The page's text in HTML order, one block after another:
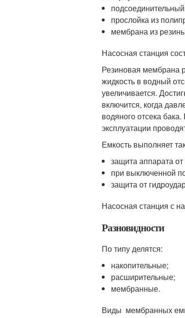
прослойка из
мембрана из
Насосная станция
Резиновая мембрана
жидкость в водный
увеличивается.
включится, когда
водяного отсека
эксплуатации
Емкость выполняет
защита аппарата
при выключенной
защита от
Насосная станция с
Разновидности
По типу делятся:
накопительные;
расширительные;
мембранные.
Виды мембранных